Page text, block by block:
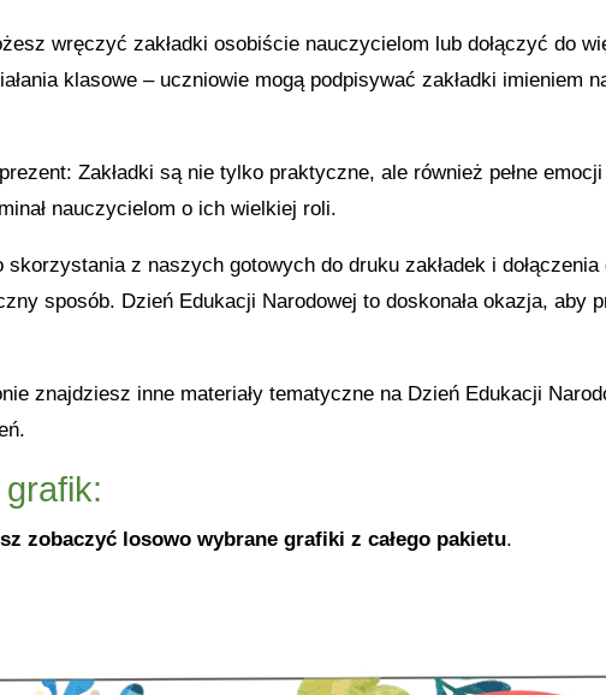
wręczyć zakładki osobiście nauczycielom lub dołączyć do
klasowe – uczniowie mogą podpisywać zakładki imieniem
Zakładki są nie tylko praktyczne, ale również pełne
nauczycielom o ich wielkiej roli.
skorzystania z naszych gotowych do druku zakładek i
sposób. Dzień Edukacji Narodowej to doskonała okazja, aby
znajdziesz inne materiały tematyczne na Dzień Edukacji
zobaczyć losowo wybrane grafiki z całego pakietu.